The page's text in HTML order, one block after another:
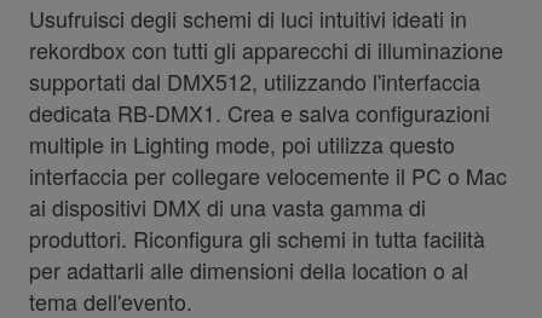
Usufruisci degli schemi di luci intuitivi ideati in
rekordbox con tutti gli apparecchi di illuminazione
supportati dal DMX512, utilizzando l'interfaccia
dedicata RB-DMX1. Crea e salva configurazioni
multiple in Lighting mode, poi utilizza questo
interfaccia per collegare velocemente il PC o Mac
ai dispositivi DMX di una vasta gamma di
produttori. Riconfigura gli schemi in tutta facilità
per adattarli alle dimensioni della location o al
tema dell'evento.